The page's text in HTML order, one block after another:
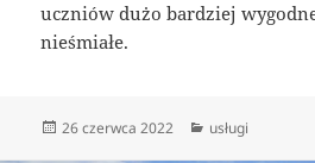
uczniów dużo bardziej
nieśmiałe.
Data
26 czerwca 2022 Kategorie
usługi